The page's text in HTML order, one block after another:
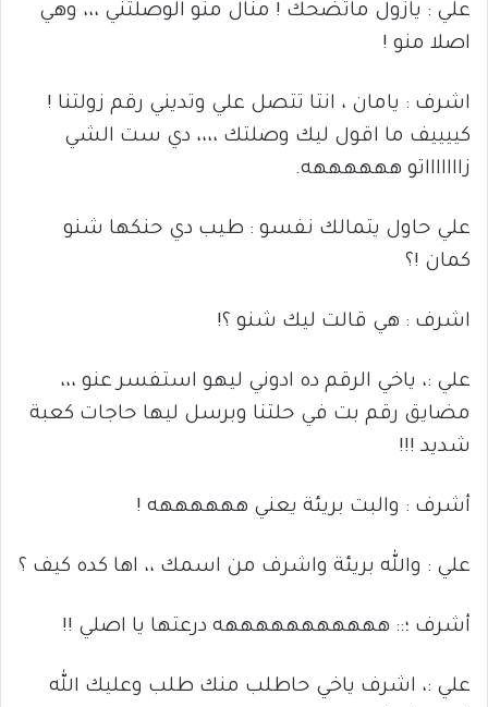
علي : يازول ماتضحك ! منال منو الوصلتني ،،، وهي
اصلا منو !
اشرف : يامان ، انتا تتصل علي وتديني رقم زولتنا !
كييييف ما اقول ليك وصلتك ،،،، دي ست الشي
زاااااااتو ههههههه.
علي حاول يتمالك نفسو : طيب دي حنكها شنو
كمان !؟
اشرف : هي قالت ليك شنو ؟!
علي :، ياخي الرقم ده ادوني ليهو استفسر عنو ،،،
مضايق رقم بت في حلتنا وبرسل ليها حاجات كعبة
شديد !!!
أشرف : والبت بريئة يعني ههههههه !
علي : والله بريئة واشرف من اسمك ،، اها كده كيف ؟
أشرف ؛:: هههههههههههه درعتها يا اصلي !!
علي :، اشرف ياخي حاطلب منك طلب وعليك الله